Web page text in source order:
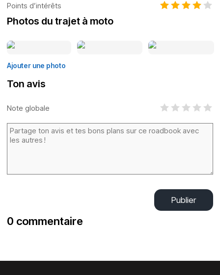
Points d’intérêts
Photos du trajet à moto
Ajouter une photo
Ton avis
Note globale
Publier
0 commentaire